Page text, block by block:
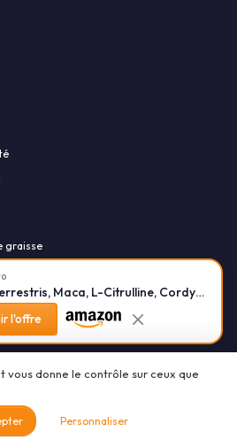
Tribulus Terrestris, Maca, L-Citrulline, Cordyceps, Ginseng - SmartAbsorb™ - pour l’énergie, la performance & l’immunité - 28 sachets quotidiens
l'offre
graisse
œufs durs en 14 jours
recettes anti-inflammatoires en PDF
allié minceur ou un piège à calories ?
vous donne le contrôle sur ceux que
Personnaliser